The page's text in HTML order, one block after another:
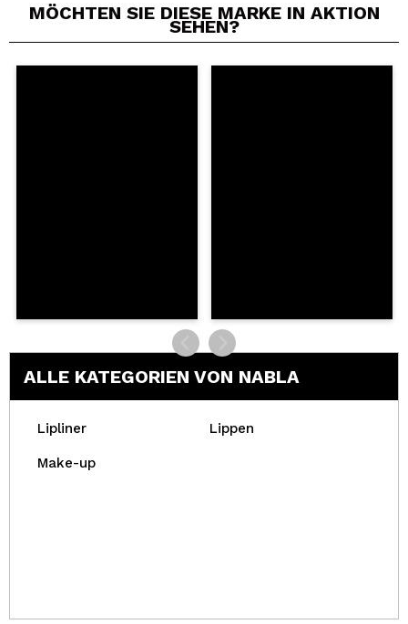
MÖCHTEN SIE DIESE MARKE IN AKTION
SEHEN?
ALLE KATEGORIEN VON NABLA
Lipliner Lippen
Make-up